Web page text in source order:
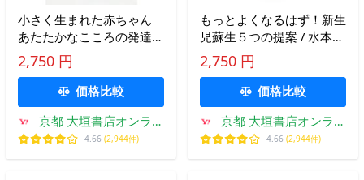
小さく生まれた赤ちゃん
あたたかなこころの発達ケ
アと育児の指針 / 大城 昌
平 著
2,750 円
価格比較
京都 大垣書店オンライ
ン
4.66 (2,944件)
もっとよくなるはず！新生
児蘇生５つの提案 / 水本
洋 著
2,750 円
価格比較
京都 大垣書店オンライ
ン
4.66 (2,944件)